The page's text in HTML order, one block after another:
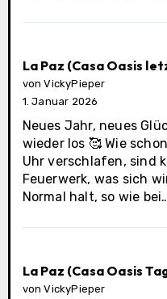
La Paz (Casa Oasis
von VickyPieper
1. Januar 2026
Neues Jahr, neues
wieder los 🥰 Wie
Uhr verschlafen, sind
Feuerwerk, was sich
Normal halt, so wie
La Paz (Casa Oasis
von VickyPieper